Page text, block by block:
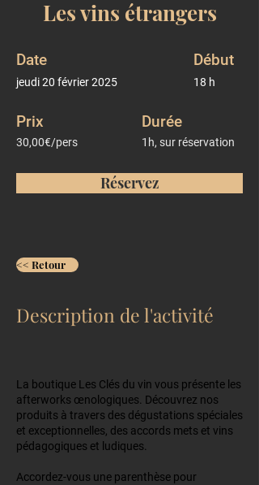
Les vins étrangers
Date
jeudi 20 février 2025
Prix
30,00€/pers
Début
18 h
Durée
1h, sur réservation
Réservez
<< Retour
Description de l'activité
La boutique Les Clés du vin vous présente les
afterworks œnologiques. Découvrez nos
produits à travers des dégustations spéciales
et exceptionnelles, des accords mets et vins
pédagogiques et ludiques.
Accordez-vous une parenthèse pour